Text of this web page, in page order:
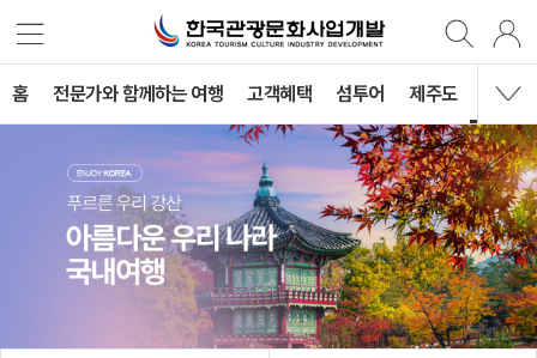
홈 전문가와 함께하는 여행 고객혜택 섬투어 제주도 국내